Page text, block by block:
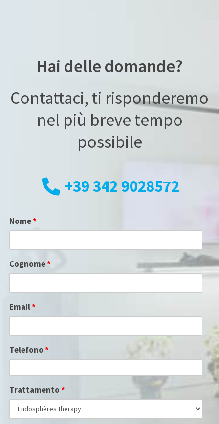
Hai delle domande?
Contattaci, ti risponderemo
nel più breve tempo
possibile
+39 342 9028572
Nome*
Cognome*
Email*
Telefono*
Trattamento*